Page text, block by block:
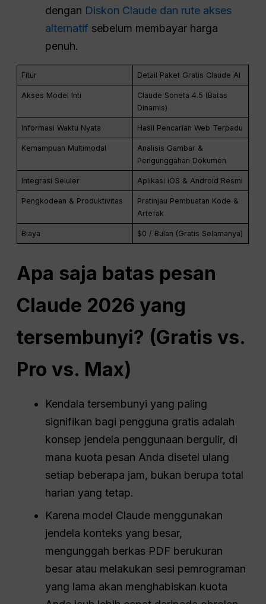
dengan Diskon Claude dan rute akses
alternatif sebelum membayar harga
penuh.
Fitur Detail Paket Gratis Claude AI
Akses Model Inti
Claude Soneta 4.5 (Batas
Dinamis)
Informasi Waktu Nyata Hasil Pencarian Web Terpadu
Kemampuan Multimodal
Analisis Gambar &
Pengunggahan Dokumen
Integrasi Seluler Aplikasi iOS & Android Resmi
Pengkodean & Produktivitas
Pratinjau Pembuatan Kode &
Artefak
Biaya $0 / Bulan (Gratis Selamanya)
Apa saja batas pesan
Claude 2026 yang
tersembunyi? (Gratis vs.
Pro vs. Max)
Kendala tersembunyi yang paling
signifikan bagi pengguna gratis adalah
konsep jendela penggunaan bergulir, di
mana kuota pesan Anda disetel ulang
setiap beberapa jam, bukan berupa total
harian yang tetap.
Karena model Claude menggunakan
jendela konteks yang besar,
mengunggah berkas PDF berukuran
besar atau melakukan sesi pemrograman
yang lama akan menghabiskan kuota